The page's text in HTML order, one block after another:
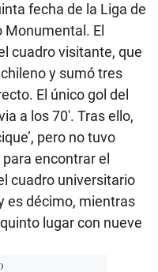
fecha de la Liga de
Monumental. El
cuadro visitante, que
y sumó tres
El único gol del
a los 70′. Tras ello,
pero no tuvo
encontrar el
cuadro universitario
es décimo, mientras
lugar con nueve